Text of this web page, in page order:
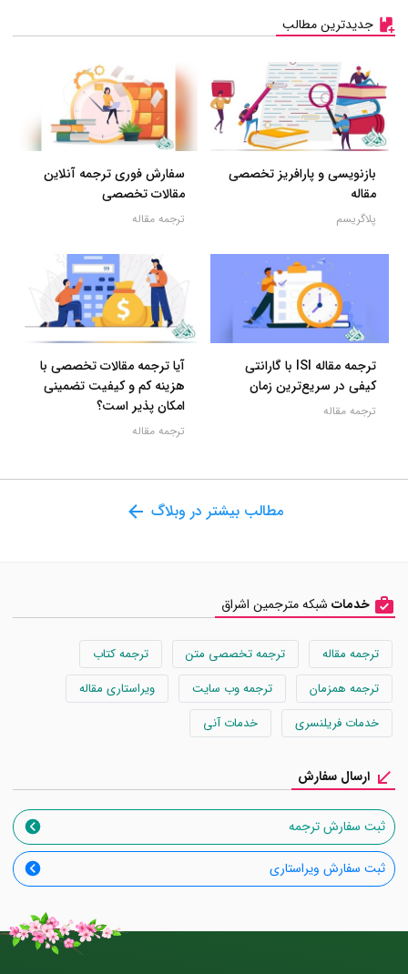
جدیدترین مطالب
بازنویسی و پارافریز تخصصی
مقاله
پلاگریسم
سفارش فوری ترجمه آنلاین
مقالات تخصصی
ترجمه مقاله
ترجمه مقاله ISI با گارانتی
کیفی در سریع‌ترین زمان
ترجمه مقاله
آیا ترجمه مقالات تخصصی با
هزینه کم و کیفیت تضمینی
امکان پذیر است؟
ترجمه مقاله
مطالب بیشتر در وبلاگ
خدمات شبکه مترجمین اشراق
ترجمه مقاله ترجمه تخصصی متن
ترجمه کتاب
ترجمه همزمان
ترجمه وب سایت
ویراستاری مقاله
خدمات فریلنسری
خدمات آنی
ارسال سفارش
ثبت سفارش ترجمه
ثبت سفارش ویراستاری